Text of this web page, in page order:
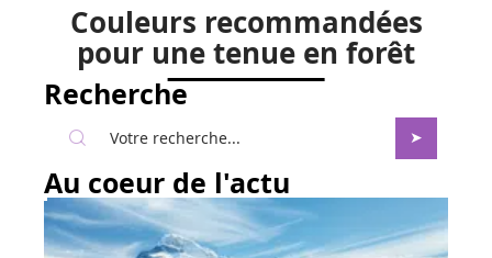
Couleurs recommandées
pour une tenue en forêt
Recherche
Au coeur de l'actu